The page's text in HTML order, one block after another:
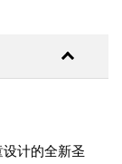
设计的全新圣